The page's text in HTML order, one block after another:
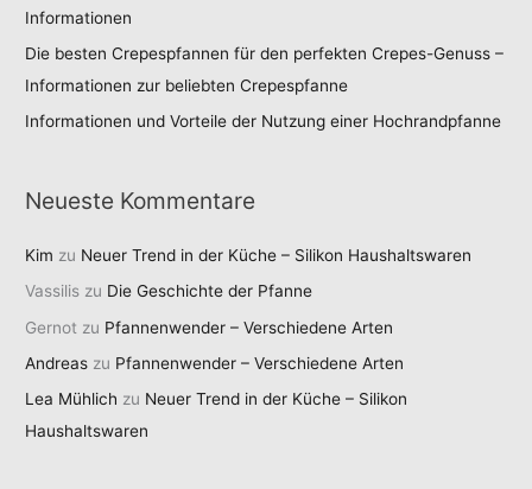
Informationen
Die besten Crepespfannen für den perfekten Crepes-Genuss –
Informationen zur beliebten Crepespfanne
Informationen und Vorteile der Nutzung einer Hochrandpfanne
Neueste Kommentare
Kim zu Neuer Trend in der Küche – Silikon Haushaltswaren
Vassilis zu Die Geschichte der Pfanne
Gernot zu Pfannenwender – Verschiedene Arten
Andreas zu Pfannenwender – Verschiedene Arten
Lea Mühlich zu Neuer Trend in der Küche – Silikon
Haushaltswaren